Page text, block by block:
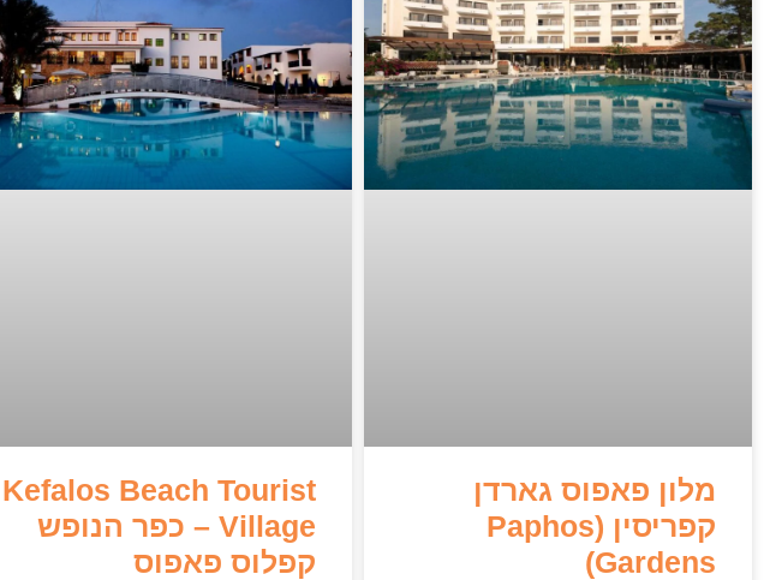
מלון פאפוס גארדן
קפריסין (Paphos
Gardens)
Kefalos Beach Tourist
Village – כפר הנופש
קפלוס פאפוס